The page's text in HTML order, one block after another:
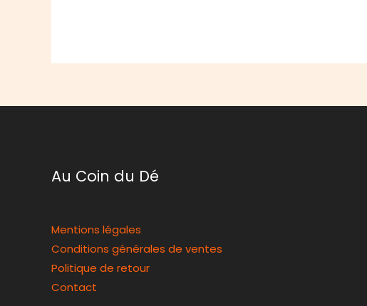
Au Coin du Dé
Mentions légales
Conditions générales de ventes
Politique de retour
Contact